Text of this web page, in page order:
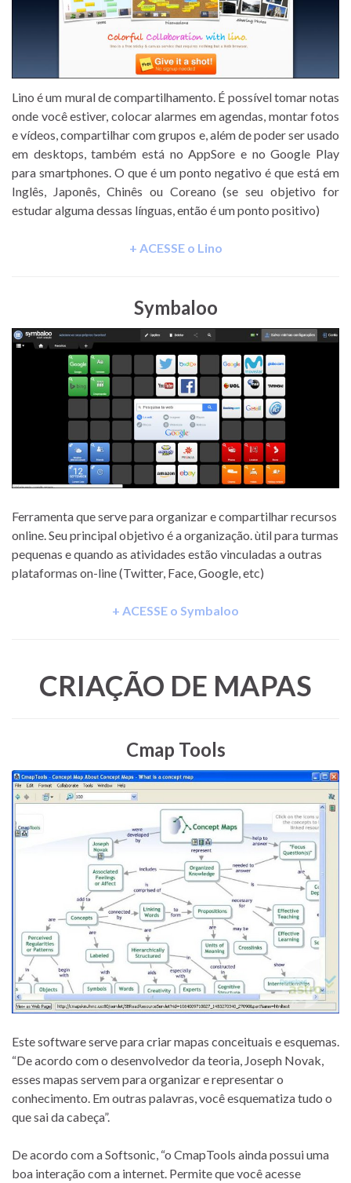
Lino é um mural de compartilhamento. É possível tomar notas
onde você estiver, colocar alarmes em agendas, montar fotos
e vídeos, compartilhar com grupos e, além de poder ser usado
em desktops, também está no AppSore e no Google Play
para smartphones. O que é um ponto negativo é que está em
Inglês, Japonês, Chinês ou Coreano (se seu objetivo for
estudar alguma dessas línguas, então é um ponto positivo)
+ ACESSE o Lino
Symbaloo
Ferramenta que serve para organizar e compartilhar recursos
online. Seu principal objetivo é a organização. ùtil para turmas
pequenas e quando as atividades estão vinculadas a outras
plataformas on-line (Twitter, Face, Google, etc)
+ ACESSE o Symbaloo
CRIAÇÃO DE MAPAS
Cmap Tools
Este software serve para criar mapas conceituais e esquemas.
“De acordo com o desenvolvedor da teoria, Joseph Novak,
esses mapas servem para organizar e representar o
conhecimento. Em outras palavras, você esquematiza tudo o
que sai da cabeça”.
De acordo com a Softsonic, “o CmapTools ainda possui uma
boa interação com a internet. Permite que você acesse